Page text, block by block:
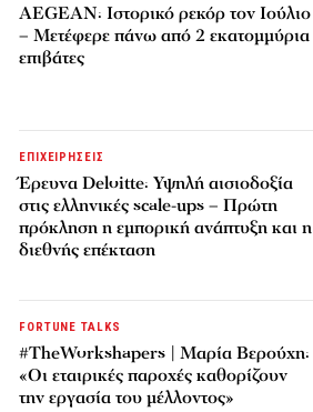
AEGEAN: Ιστορικό ρεκόρ τον Ιούλιο
– Μετέφερε πάνω από 2 εκατομμύρια
επιβάτες
ΕΠΙΧΕΙΡΗΣΕΙΣ
Έρευνα Deloitte: Υψηλή αισιοδοξία
στις ελληνικές scale-ups – Πρώτη
πρόκληση η εμπορική ανάπτυξη και η
διεθνής επέκταση
FORTUNE TALKS
#TheWorkshapers | Μαρία Βερούχη:
«Οι εταιρικές παροχές καθορίζουν
την εργασία του μέλλοντος»